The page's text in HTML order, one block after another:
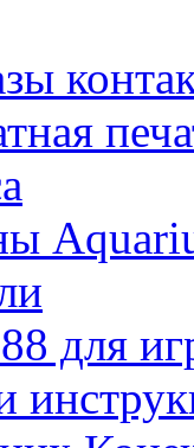
для